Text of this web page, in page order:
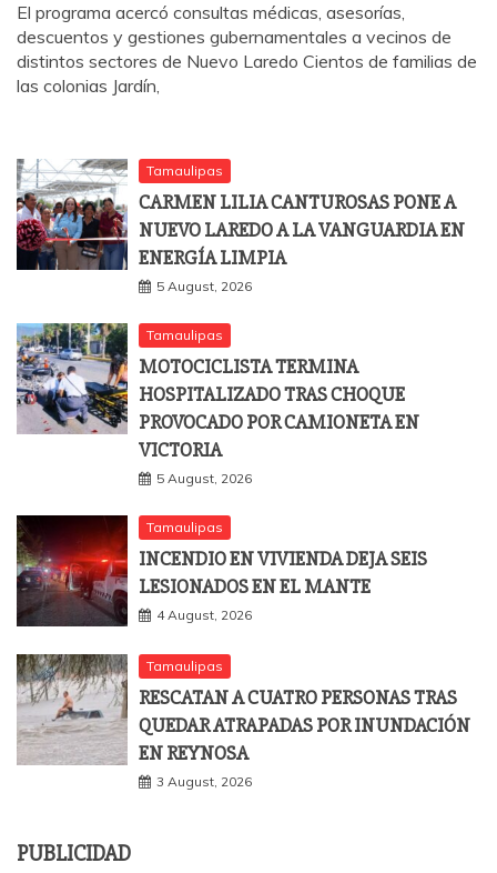
El programa acercó consultas médicas, asesorías,
descuentos y gestiones gubernamentales a vecinos de
distintos sectores de Nuevo Laredo Cientos de familias de
las colonias Jardín,
Tamaulipas
CARMEN LILIA CANTUROSAS PONE A
NUEVO LAREDO A LA VANGUARDIA EN
ENERGÍA LIMPIA
5 August, 2026
Tamaulipas
MOTOCICLISTA TERMINA
HOSPITALIZADO TRAS CHOQUE
PROVOCADO POR CAMIONETA EN
VICTORIA
5 August, 2026
Tamaulipas
INCENDIO EN VIVIENDA DEJA SEIS
LESIONADOS EN EL MANTE
4 August, 2026
Tamaulipas
RESCATAN A CUATRO PERSONAS TRAS
QUEDAR ATRAPADAS POR INUNDACIÓN
EN REYNOSA
3 August, 2026
PUBLICIDAD